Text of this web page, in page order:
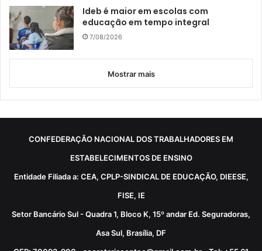
Ideb é maior em escolas com
educação em tempo integral
7/08/2026
Mostrar mais
CONFEDERAÇÃO NACIONAL DOS TRABALHADORES EM
ESTABELECIMENTOS DE ENSINO
Entidade Filiada a: CEA, CPLP-SINDICAL DE EDUCAÇÃO, DIEESE,
FISE, IE
Setor Bancário Sul - Quadra 1, Bloco K, 15º andar Ed. Seguradoras,
Asa Sul, Brasília, DF